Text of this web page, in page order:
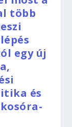
több
egy új
és